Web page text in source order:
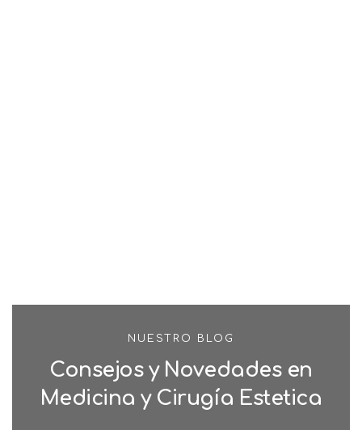
NUESTRO BLOG
Consejos y Novedades en
Medicina y Cirugía Estetica